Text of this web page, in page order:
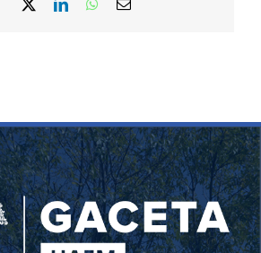
Facebook LinkedInWhatsApp
Correo